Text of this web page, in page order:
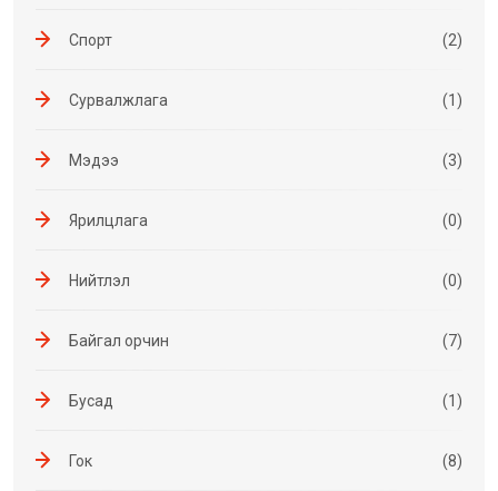
Спорт (2)
Сурвалжлага (1)
Мэдээ (3)
Ярилцлага (0)
Нийтлэл (0)
Байгал орчин (7)
Бусад (1)
Гок (8)